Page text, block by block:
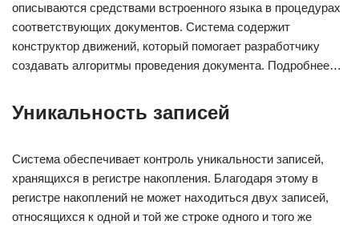
описываются средствами встроенного языка в процедурах
соответствующих документов. Система содержит
конструктор движений, который помогает разработчику
создавать алгоритмы проведения документа. Подробнее…
Уникальность записей
Система обеспечивает контроль уникальности записей,
хранящихся в регистре накопления. Благодаря этому в
регистре накоплений не может находиться двух записей,
относящихся к одной и той же строке одного и того же